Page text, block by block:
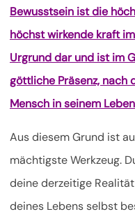
Bewusstsein ist die
höchst wirkende kraft
Urgrund dar und ist im
göttliche Präsenz, nach
Mensch in seinem
Aus diesem Grund ist
mächtigste Werkzeug.
deine derzeitige
deines Lebens selbst